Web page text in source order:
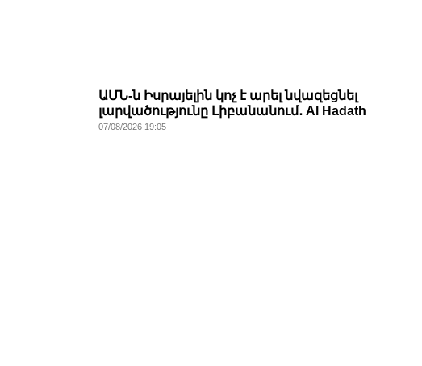
ԱՄՆ-ն Իսրայելին կոչ է արել նվազեցնել
լարվածությունը Լիբանանում․ Al Hadath
07/08/2026 19:05